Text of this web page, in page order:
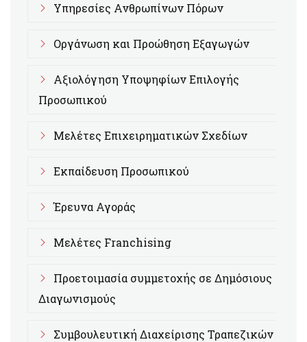
Υπηρεσίες Ανθρωπίνων Πόρων
Οργάνωση και Προώθηση Εξαγωγών
Αξιολόγηση Υποψηφίων Επιλογής
Προσωπικού
Μελέτες Επιχειρηματικών Σχεδίων
Εκπαίδευση Προσωπικού
Έρευνα Αγοράς
Μελέτες Franchising
Προετοιμασία συμμετοχής σε Δημόσιους
Διαγωνισμούς
Συμβουλευτική Διαχείρισης Τραπεζικών